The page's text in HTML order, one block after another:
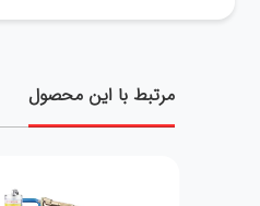
مرتبط با این محصول